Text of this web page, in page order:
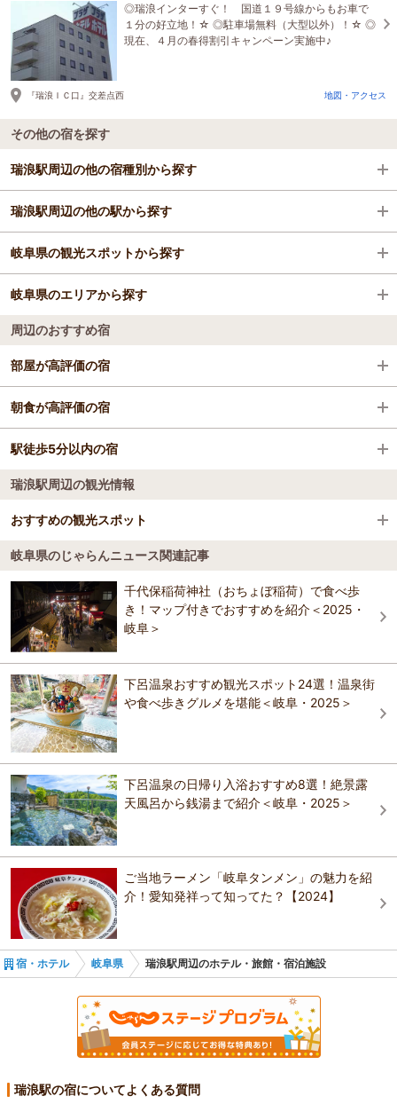
◎瑞浪インターすぐ！ 国道１９号線からもお車で
１分の好立地！☆ ◎駐車場無料（大型以外）！☆ ◎
現在、４月の春得割引キャンペーン実施中♪
『瑞浪ＩＣ口』交差点西 地図・アクセス
その他の宿を探す
瑞浪駅周辺の他の宿種別から探す
ビジネスホテル
格安ホテル
瑞浪駅周辺の他の駅から探す
中津川駅
多治見駅
恵那駅
土岐市駅
美乃坂本駅
落合川駅
中川辺駅
白川口駅
岐阜県の観光スポットから探す
高山市三町伝統的建造物群保存地区
高山陣屋
飛騨の里
新穂高ロープウェイ
飛騨大鍾乳洞＆大橋コレクション館
世界淡水魚園水族館 アクア･トトぎふ
下呂温泉合掌村
岐阜県のエリアから探す
岐阜・大垣・養老
下呂・南飛騨
郡上・美濃・関
白川郷
奥飛騨
周辺のおすすめ宿
部屋が高評価の宿
ＡＢホテル可児
ホテルルートイン土岐
八勝園湯元館
ウィークリー翔可児
フェアフィールド・バイ・マリオット・岐阜清流里
山公園
シティホテル美濃加茂
森に囲まれた癒しの宿 鬼岩温泉 了山
料理旅館 吉村屋 ～１日５組限定の宿～
朝食が高評価の宿
ホテルルートイン美濃加茂
ホテルルートイン土岐
八勝園湯元館
ホテルシンセリティ 可児
オースタット国際ホテル多治見
柿野温泉あさひ荘
料理旅館 吉村屋 ～１日５組限定の宿～
駅徒歩5分以内の宿
ホテルトーノー
ホテルルートイン美濃加茂
ウィークリー翔ホテル土岐
美濃加茂ステーションホテル
シティホテル美濃加茂
ビジネス旅館 いろは
瑞浪駅周辺の観光情報
おすすめの観光スポット
岐阜バンジー
日本一のアクティビティー…！？ 岐阜県の八百津町に日本一の体験が
できる施設が、2020年8月にオープンしました。国道418号・丸山バイ
パスに架かる新旅足橋（しんたびそこばし）にオープンした日本一高
いブリッジバンジー「岐阜バンジー」。そもそも新旅足橋は、V字の渓
谷に架かる橋で長さは462ｍ・橋脚の高さは100ｍにも及ぶとても大き
な橋です。そして橋の中央に設けられたジャンプ台から渓谷に向かっ
てジャンプする高さが日本一を誇ります。高さはなんと215
ｍ！！！！ とにかく 215ｍという高さに圧倒されます。岐阜バンジ
ーほかのバンジージャンプとは違った特徴があります。ジャンパーの
皆さんは、必ず「ウイングスーツ」を着用します。｢ウイングスーツ｣
＝通称｢ムササビスーツ｣と呼ばれており、ムササビのように揚力を生
の景観が楽しめる「岐阜バンジー」をぜひ楽しんでみてください！
おすすめの観光スポットガイドを見る
岐阜県のじゃらんニュース関連記事
千代保稲荷神社（おちょぼ稲荷）で食べ歩
き！マップ付きでおすすめを紹介＜2025・
岐阜＞
下呂温泉おすすめ観光スポット24選！温泉街
や食べ歩きグルメを堪能＜岐阜・2025＞
下呂温泉の日帰り入浴おすすめ8選！絶景露
天風呂から銭湯まで紹介＜岐阜・2025＞
ご当地ラーメン「岐阜タンメン」の魅力を紹
介！愛知発祥って知ってた？【2024】
宿・ホテル 岐阜県 瑞浪駅周辺のホテル・旅館・宿泊施設
瑞浪駅の宿についてよくある質問